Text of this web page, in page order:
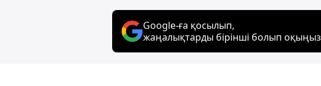
Google-ға қосылып,
жаңалықтарды бірінші болып оқыңыз